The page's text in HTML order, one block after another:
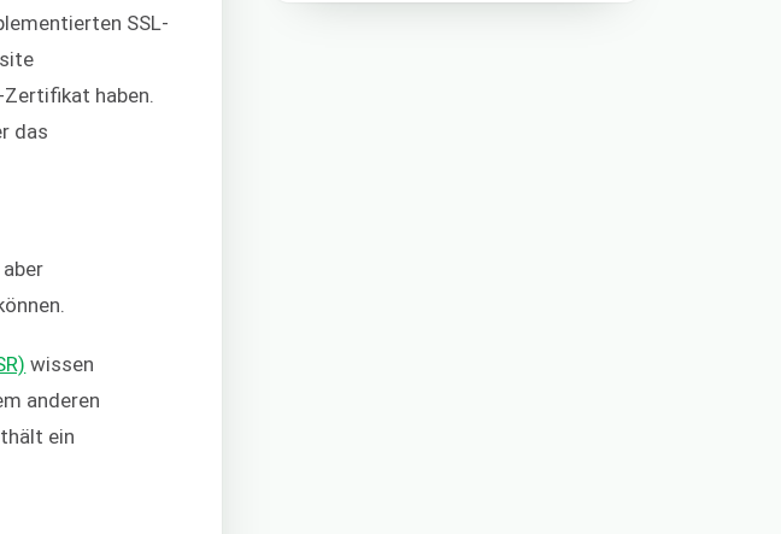
SSL-
haben.
das
wissen
anderen
ein